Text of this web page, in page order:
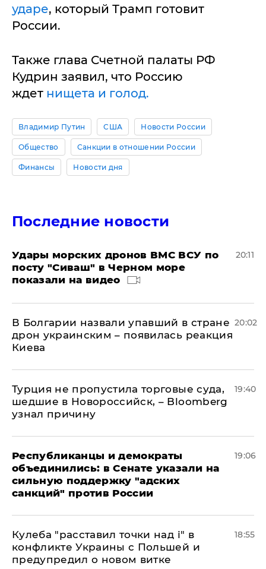
ударе, который Трамп готовит
России.
Также глава Счетной палаты РФ
Кудрин заявил, что Россию
ждет нищета и голод.
Владимир Путин США Новости России
Общество Санкции в отношении России
Финансы Новости дня
Последние новости
Удары морских дронов ВМС ВСУ по
посту "Сиваш" в Черном море
показали на видео
20:11
В Болгарии назвали упавший в стране
дрон украинским – появилась реакция
Киева
20:02
Турция не пропустила торговые суда,
шедшие в Новороссийск, – Bloomberg
узнал причину
19:40
Республиканцы и демократы
объединились: в Сенате указали на
сильную поддержку "адских
санкций" против России
19:06
Кулеба "расставил точки над і" в
конфликте Украины с Польшей и
предупредил о новом витке
18:55